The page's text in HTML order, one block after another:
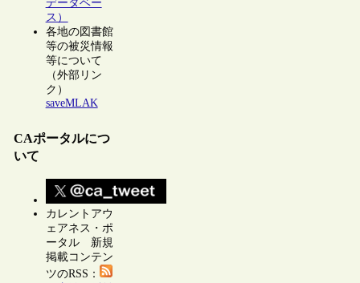
データベー
ス）
各地の図書館
等の被災情報
等について
（外部リン
ク）
saveMLAK
CAポータルにつ
いて
カレントアウ
ェアネス・ポ
ータル 新規
掲載コンテン
ツのRSS：